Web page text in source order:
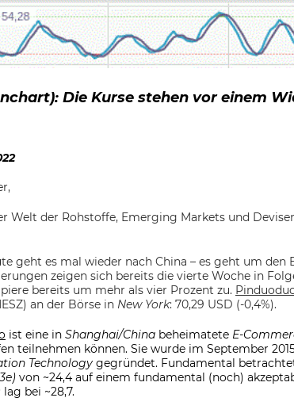
Die Kurse stehen vor einem
Welt der Rohstoffe, Emerging Markets und
geht es mal wieder nach China – es geht um den
zeigen sich bereits die vierte Woche in
bereits um mehr als vier Prozent zu.
an der Börse in New York: 70,29 USD (-0,4%).
ist eine in Shanghai/China beheimatete E-
teilnehmen können. Sie wurde im September
Technology gegründet. Fundamental
von ~24,4 auf einem fundamental (noch)
lag bei ~28,7.